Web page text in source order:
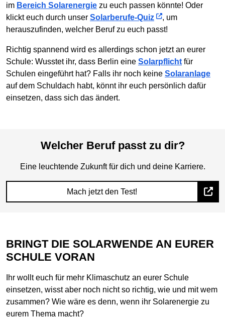
im Bereich Solarenergie zu euch passen könnte! Oder
klickt euch durch unser Solarberufe-Quiz
, um
herauszufinden, welcher Beruf zu euch passt!
Richtig spannend wird es allerdings schon jetzt an eurer
Schule: Wusstet ihr, dass Berlin eine Solarpflichtfür
Schulen eingeführt hat? Falls ihr noch keine Solaranlage
auf dem Schuldach habt, könnt ihr euch persönlich dafür
einsetzen, dass sich das ändert.
Welcher Beruf passt zu dir?
Eine leuchtende Zukunft für dich und deine Karriere.
Mach jetzt den Test!
BRINGT DIE SOLARWENDE AN EURER
SCHULE VORAN
Ihr wollt euch für mehr Klimaschutz an eurer Schule
einsetzen, wisst aber noch nicht so richtig, wie und mit wem
zusammen? Wie wäre es denn, wenn ihr Solarenergie zu
eurem Thema macht?